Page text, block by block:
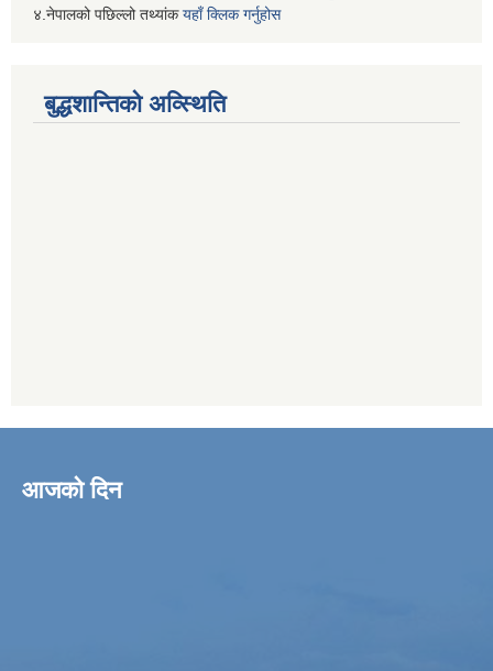
४.नेपालको पछिल्लो तथ्यांकयहाँ क्लिक गर्नुहोस
बुद्धशान्तिको अव्स्थिति
आजको दिन